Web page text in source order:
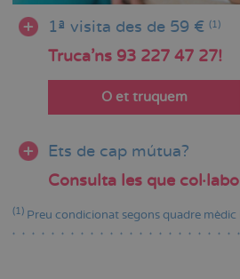
1ª visita des de 59 € (1)
Truca'ns 93 227 47 27!
O et truquem
Ets de cap mútua?
Consulta les que
(1) Preu condicionat segons quadre